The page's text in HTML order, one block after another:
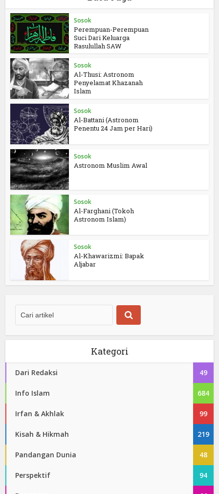
Sosok
Perempuan-Perempuan
Suci Dari Keluarga
Rasulullah SAW
Sosok
Al-Thusi: Astronom
Penyelamat Khazanah
Islam
Sosok
Al-Battani (Astronom
Penentu 24 Jam per Hari)
Sosok
Astronom Muslim Awal
Sosok
Al-Farghani (Tokoh
Astronom Islam)
Sosok
Al-Khawarizmi: Bapak
Aljabar
Kategori
Dari Redaksi 49
Info Islam 684
Irfan & Akhlak 99
Kisah & Hikmah 219
Pandangan Dunia 48
Perspektif 94